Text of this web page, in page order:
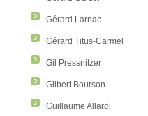
Gérard Larnac
Gérard Titus-Carmel
Gil Pressnitzer
Gilbert Bourson
Guillaume Allardi